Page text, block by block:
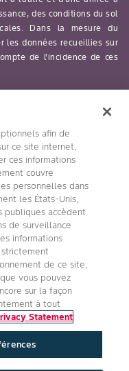
des conditions du sol
Dans la mesure du
les données recueillies sur
de l’incidence de ces
de Bayer
de publication
afin de
ce site internet,
ces informations
couvre
personnelles dans
les États-Unis,
publiques accèdent
de surveillance
informations
de ce site,
vous pouvez
sur la façon
à tout
Statement